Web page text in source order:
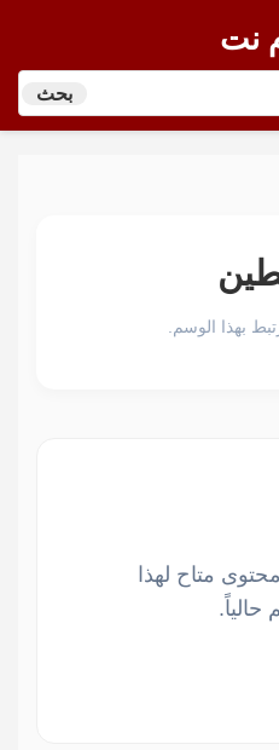
نت
بحث
متاح لهذا
حالياً.